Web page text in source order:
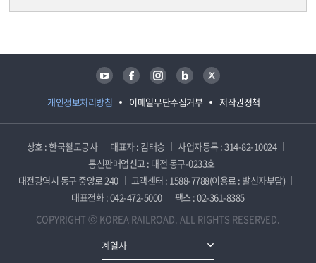
개인정보처리방침 이메일무단수집거부 저작권정책
유튜브 페이스북 인스타그램 블로그 트위터
상호 : 한국철도공사 대표자 : 김태승
사업자등록 : 314-82-10024
통신판매업신고 : 대전 동구-0233호
대전광역시 동구 중앙로 240
고객센터 : 1588-7788(이용료 : 발신자부담)
대표전화 : 042-472-5000
팩스 : 02-361-8385
COPYRIGHT ⓒ KOREA RAILROAD. ALL RIGHTS RESERVED.
계열사